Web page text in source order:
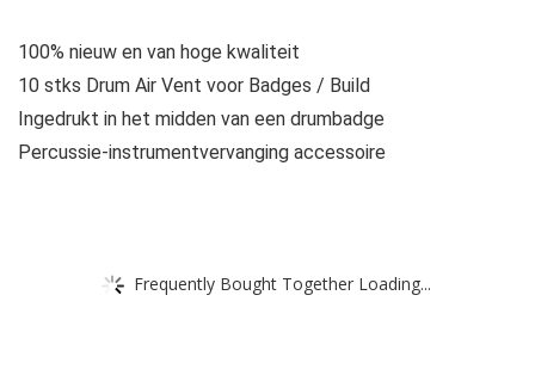
100% nieuw en van hoge kwaliteit
10 stks Drum Air Vent voor Badges / Build
Ingedrukt in het midden van een drumbadge
Percussie-instrumentvervanging accessoire
Frequently Bought Together Loading...